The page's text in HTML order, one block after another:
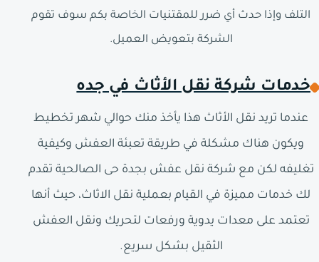
التلف وإذا حدث أي ضرر للمقتنيات الخاصة بكم سوف تقوم
الشركة بتعويض العميل.
خدمات شركة نقل الأثاث في جده
عندما تريد نقل الأثاث هذا يأخذ منك حوالي شهر تخطيط
ويكون هناك مشكلة في طريقة تعبئة العفش وكيفية
تغليفه لكن مع شركة نقل عفش بجدة حى الصالحية تقدم
لك خدمات مميزة في القيام بعملية نقل الاثاث، حيث أنها
تعتمد على معدات يدوية ورفعات لتحريك ونقل العفش
الثقيل بشكل سريع.